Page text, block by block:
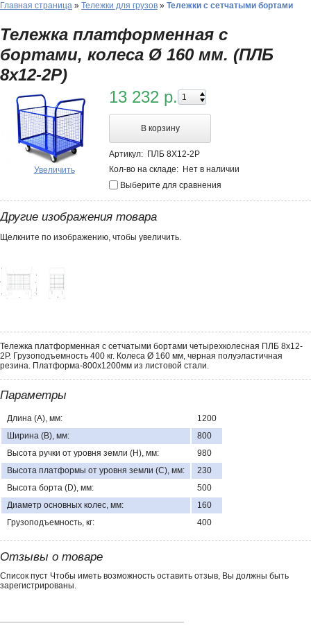
Главная страница » Тележки для грузов » Тележки с сетчатыми бортами
Тележка платформенная с
бортами, колеса Ø 160 мм. (ПЛБ
8х12-2Р)
Увеличить
13 232 р.
В корзину
Артикул: ПЛБ 8Х12-2Р
Кол-во на складе: Нет в наличии
Выберите для сравнения
Другие изображения товара
Щелкните по изображению, чтобы увеличить.
Тележка платформенная с сетчатыми бортами четырехколесная ПЛБ 8х12-
2Р. Грузоподъемность 400 кг. Колеса Ø 160 мм, черная полуэластичная
резина. Платформа-800х1200мм из листовой стали.
Параметры
Длина (А), мм:
1200
Ширина (В), мм:
800
Высота ручки от уровня земли (H), мм:
980
Высота платформы от уровня земли (С), мм:
230
Высота борта (D), мм:
500
Диаметр основных колес, мм:
160
Грузоподъемность, кг:
400
Отзывы о товаре
Список пуст Чтобы иметь возможность оставить отзыв, Вы должны быть
зарегистрированы.